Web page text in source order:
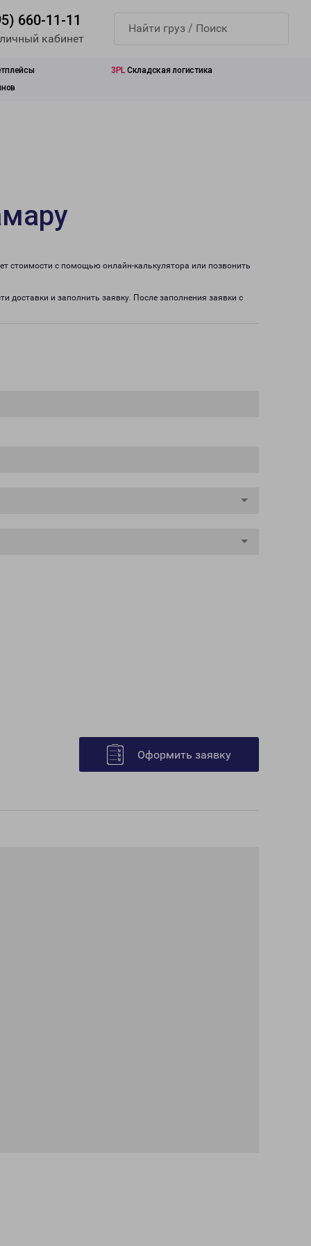
660-11-11
кабинет
3PL Складская логистика
стоимости с помощью онлайн-калькулятора или позвонить
доставки и заполнить заявку. После заполнения заявки с
Оформить заявку